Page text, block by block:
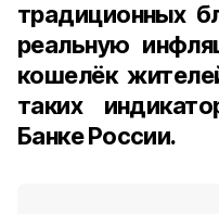
традиционных
реальную
кошелёк
таких
Банке России.